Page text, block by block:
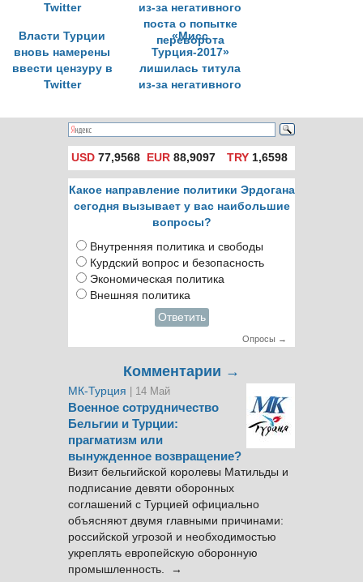
Власти Турции
вновь намерены
ввести цензуру в
Twitter
«Мисс
Турция-2017»
лишилась титула
из-за негативного
переворота
USD 77,9568 EUR 88,9097 TRY1,6598
Какое направление политики Эрдогана
сегодня вызывает у вас наибольшие
вопросы?
Внутренняя политика и свободы
Курдский вопрос и безопасность
Экономическая политика
Внешняя политика
Ответить
Опросы →
Комментарии →
МК-Турция | 14 Май
Военное сотрудничество
Бельгии и Турции:
прагматизм или
вынужденное возвращение?
Визит бельгийской королевы Матильды и
подписание девяти оборонных
соглашений с Турцией официально
объясняют двумя главными причинами:
российской угрозой и необходимостью
укреплять европейскую оборонную
промышленность. →